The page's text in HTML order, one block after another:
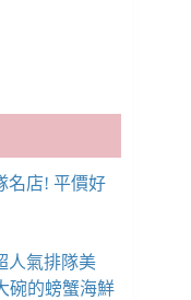
名店! 平價好
人氣排隊美
碗的螃蟹海鮮